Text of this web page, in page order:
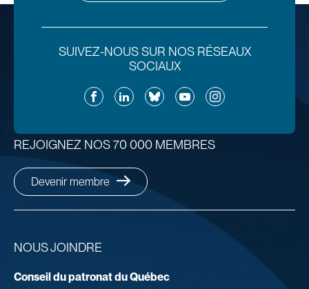
SUIVEZ-NOUS SUR NOS RÉSEAUX
SOCIAUX
FacebookLinkedInBlueskyYouTubeInstagram
NOUS JOINDRE
Conseil du patronat du Québec
REJOIGNEZ NOS 70 000 MEMBRES
Devenir membre